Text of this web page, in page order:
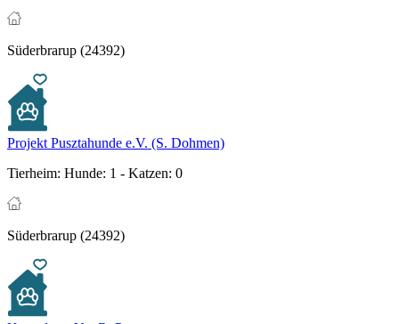
Süderbrarup (24392)
Projekt Pusztahunde e.V. (S. Dohmen)
Tierheim: Hunde: 1 - Katzen: 0
Süderbrarup (24392)